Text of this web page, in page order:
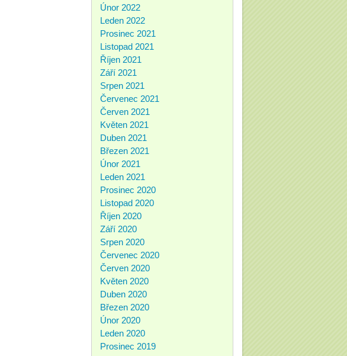
Únor 2022
Leden 2022
Prosinec 2021
Listopad 2021
Říjen 2021
Září 2021
Srpen 2021
Červenec 2021
Červen 2021
Květen 2021
Duben 2021
Březen 2021
Únor 2021
Leden 2021
Prosinec 2020
Listopad 2020
Říjen 2020
Září 2020
Srpen 2020
Červenec 2020
Červen 2020
Květen 2020
Duben 2020
Březen 2020
Únor 2020
Leden 2020
Prosinec 2019